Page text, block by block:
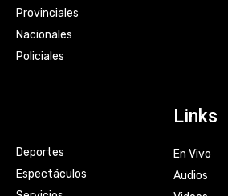
Provinciales
Nacionales
Policiales
Deportes
Espectáculos
Links
En Vivo
Audios